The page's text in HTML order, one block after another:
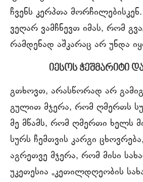
ჩვენს კერპთა
ვეღარ ვამჩნევთ იმას, რომ
რამდენად აშკარაც არ უნდა
იესოს ჭეშმარიტი
გთხოვთ, არასწორად არ
გულით მჯერა, რომ ღმერთს
მე მწამს, რომ ღმერთი ხელს
სურს ჩემთვის კარგი
აგრეთვე მჯერა, რომ მისი
უკეთესია „კეთილდღეობის